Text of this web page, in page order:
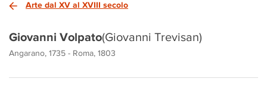
Arte dal XV al XVIII secolo
Giovanni Volpato(Giovanni Trevisan)
Angarano, 1735 - Roma, 1803